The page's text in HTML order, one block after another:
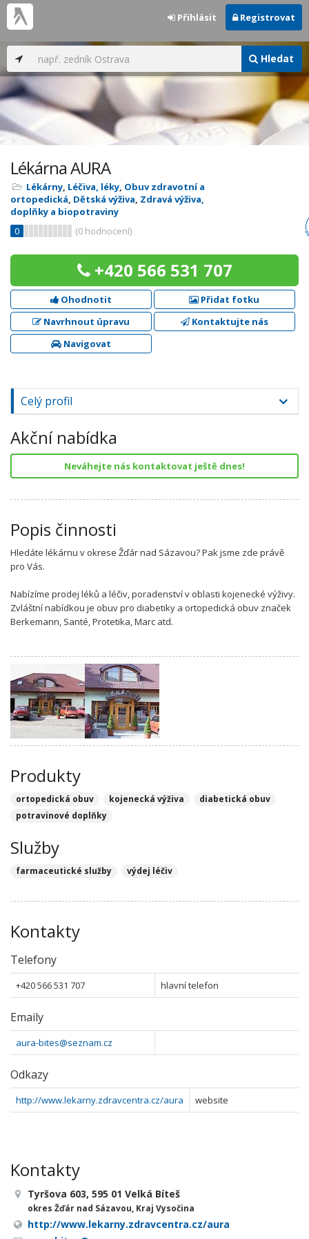
Hledat
Přihlásit Registrovat
Lékárna AURA
Lékárny, Léčiva, léky, Obuv zdravotní a
ortopedická, Dětská výživa, Zdravá výživa,
doplňky a biopotraviny
0
(0 hodnocení)
+420 566 531 707
Ohodnotit
Přidat fotku
Navrhnout úpravu
Kontaktujte nás
Navigovat
Celý profil
Akční nabídka
Neváhejte nás kontaktovat ještě dnes!
Popis činnosti
Hledáte lékárnu v okrese Žďár nad Sázavou? Pak jsme zde právě
pro Vás.
Nabízíme prodej léků a léčiv, poradenství v oblasti kojenecké výživy.
Zvláštní nabídkou je obuv pro diabetiky a ortopedická obuv značek
Berkemann, Santé, Protetika, Marc atd.
Produkty
ortopedická obuv kojenecká výživa
diabetická obuv
potravinové doplňky
Služby
farmaceutické služby výdej léčiv
Kontakty
Telefony
+420 566 531 707 hlavní telefon
Emaily
aura-bites@seznam.cz
Odkazy
http://www.lekarny.zdravcentra.cz/aura website
Kontakty
Tyršova 603, 595 01 Velká Bíteš
okres Žďár nad Sázavou, Kraj Vysočina
http://www.lekarny.zdravcentra.cz/aura